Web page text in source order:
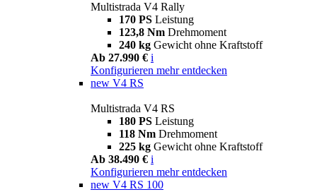
Multistrada V4 Rally
170 PS Leistung
123,8 Nm Drehmoment
240 kg Gewicht ohne Kraftstoff
Ab 27.990 € i
Konfigurieren mehr entdecken
new V4 RS
Multistrada V4 RS
180 PS Leistung
118 Nm Drehmoment
225 kg Gewicht ohne Kraftstoff
Ab 38.490 € i
Konfigurieren mehr entdecken
new V4 RS 100